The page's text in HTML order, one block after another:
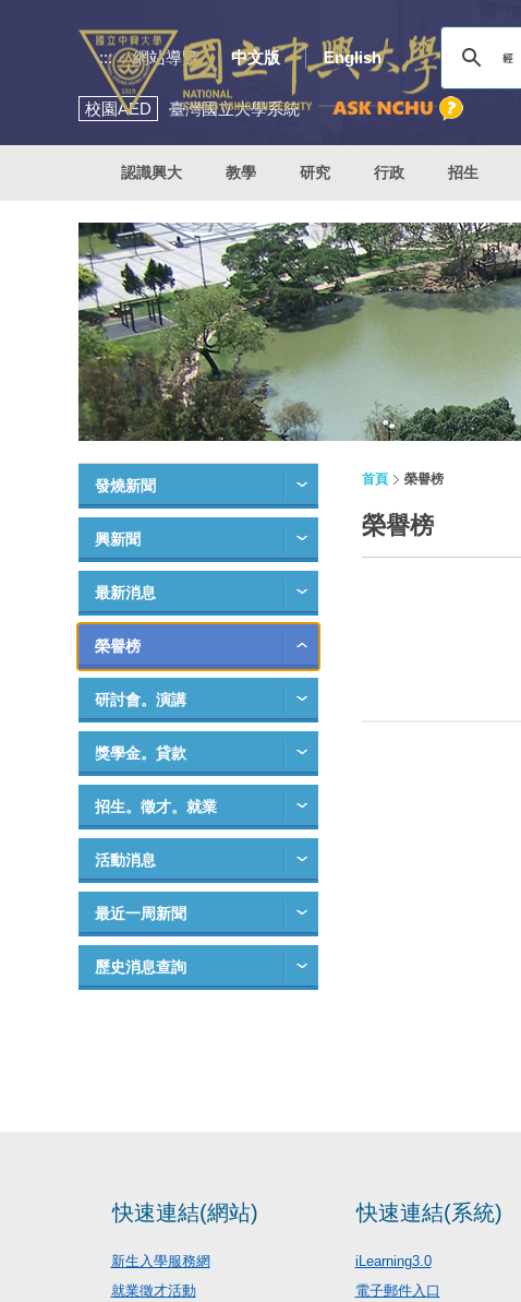
::: 網站導覽 中文版 English
校園AED 臺灣國立大學系統
認識興大 教學 研究 行政 招生
發燒新聞
興新聞
最新消息
榮譽榜
研討會。演講
獎學金。貸款
招生。徵才。就業
活動消息
最近一周新聞
歷史消息查詢
首頁 榮譽榜
榮譽榜
快速連結(網站)
新生入學服務網
就業徵才活動
快速連結(系統)
iLearning3.0
電子郵件入口